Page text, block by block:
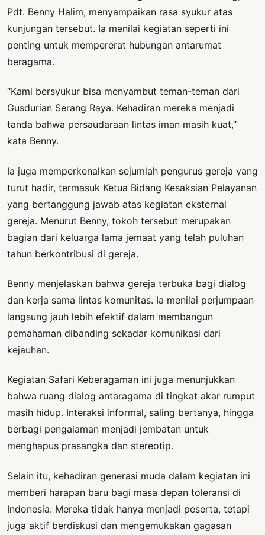
Pdt. Benny Halim, menyampaikan rasa syukur atas
kunjungan tersebut. Ia menilai kegiatan seperti ini
penting untuk mempererat hubungan antarumat
beragama.
“Kami bersyukur bisa menyambut teman-teman dari
Gusdurian Serang Raya. Kehadiran mereka menjadi
tanda bahwa persaudaraan lintas iman masih kuat,”
kata Benny.
Ia juga memperkenalkan sejumlah pengurus gereja yang
turut hadir, termasuk Ketua Bidang Kesaksian Pelayanan
yang bertanggung jawab atas kegiatan eksternal
gereja. Menurut Benny, tokoh tersebut merupakan
bagian dari keluarga lama jemaat yang telah puluhan
tahun berkontribusi di gereja.
Benny menjelaskan bahwa gereja terbuka bagi dialog
dan kerja sama lintas komunitas. Ia menilai perjumpaan
langsung jauh lebih efektif dalam membangun
pemahaman dibanding sekadar komunikasi dari
kejauhan.
Kegiatan Safari Keberagaman ini juga menunjukkan
bahwa ruang dialog antaragama di tingkat akar rumput
masih hidup. Interaksi informal, saling bertanya, hingga
berbagi pengalaman menjadi jembatan untuk
menghapus prasangka dan stereotip.
Selain itu, kehadiran generasi muda dalam kegiatan ini
memberi harapan baru bagi masa depan toleransi di
Indonesia. Mereka tidak hanya menjadi peserta, tetapi
juga aktif berdiskusi dan mengemukakan gagasan